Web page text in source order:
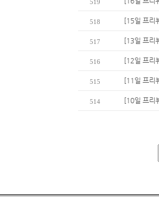
519
518 [15일 프리
517 [13일 프리
516 [12일 프리
515 [11일 프리
514 [10일 프리